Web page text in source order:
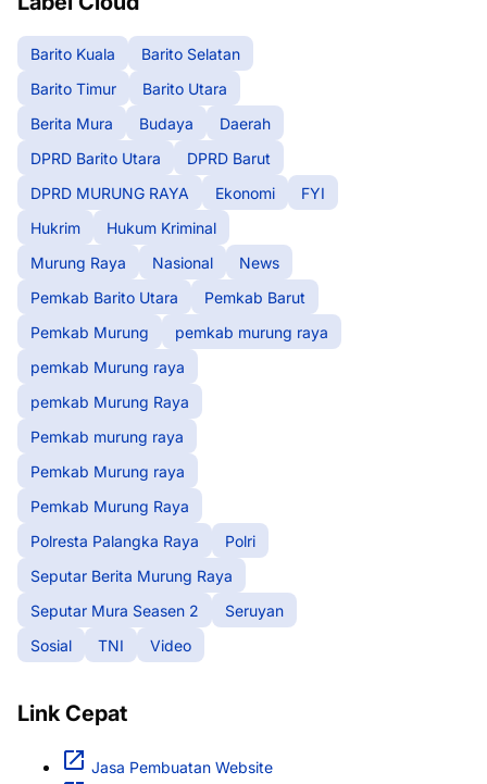
Barito Kuala
Barito Selatan
Barito Timur
Barito Utara
Berita Mura
Budaya
Daerah
DPRD Barito Utara
DPRD Barut
DPRD MURUNG RAYA
Ekonomi
FYI
Hukrim
Hukum Kriminal
Murung Raya
Nasional
News
Pemkab Barito Utara
Pemkab Barut
Pemkab Murung
pemkab murung raya
pemkab Murung raya
pemkab Murung Raya
Pemkab murung raya
Pemkab Murung raya
Pemkab Murung Raya
Polresta Palangka Raya
Polri
Seputar Berita Murung Raya
Seputar Mura Seasen 2
Seruyan
Sosial
TNI Video
Link Cepat
Jasa Pembuatan Website